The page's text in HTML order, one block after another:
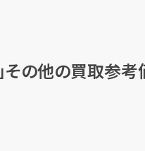
」その他の買取参